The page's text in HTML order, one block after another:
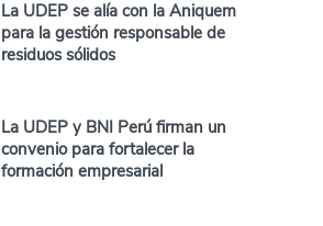
La UDEP se alía con la Aniquem
para la gestión responsable de
residuos sólidos
La UDEP y BNI Perú firman un
convenio para fortalecer la
formación empresarial